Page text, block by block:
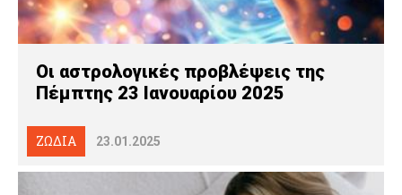
Οι αστρολογικές προβλέψεις της
Πέμπτης 23 Ιανουαρίου 2025
ΖΩΔΙΑ 23.01.2025